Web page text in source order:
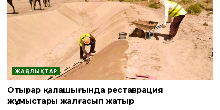
ЖАҢАЛЫҚТАР
Отырар қалашығында реставрация
жұмыстары жалғасып жатыр